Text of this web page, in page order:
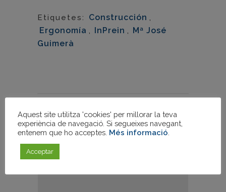
Etiquetes: Construcción ,
Ergonomía , InPrein , Mª José
Guimerà
Publica un comentari
Aquest site utilitza 'cookies' per millorar la teva
experiència de navegació. Si segueixes navegant,
entenem que ho acceptes. Més informació
Acceptar